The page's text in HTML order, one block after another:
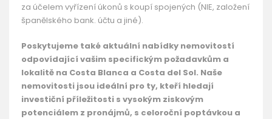
za účelem vyřízení úkonů s koupí spojených (NIE, založení
španělského bank. účtu a jiné).
Poskytujeme také aktuální nabídky nemovitostí
odpovídající vašim specifickým požadavkům a
lokalitě na Costa Blanca a Costa del Sol. Naše
nemovitosti jsou ideální pro ty, kteří hledají
investiční příležitosti s vysokým ziskovým
potenciálem z pronájmů, s celoroční poptávkou a